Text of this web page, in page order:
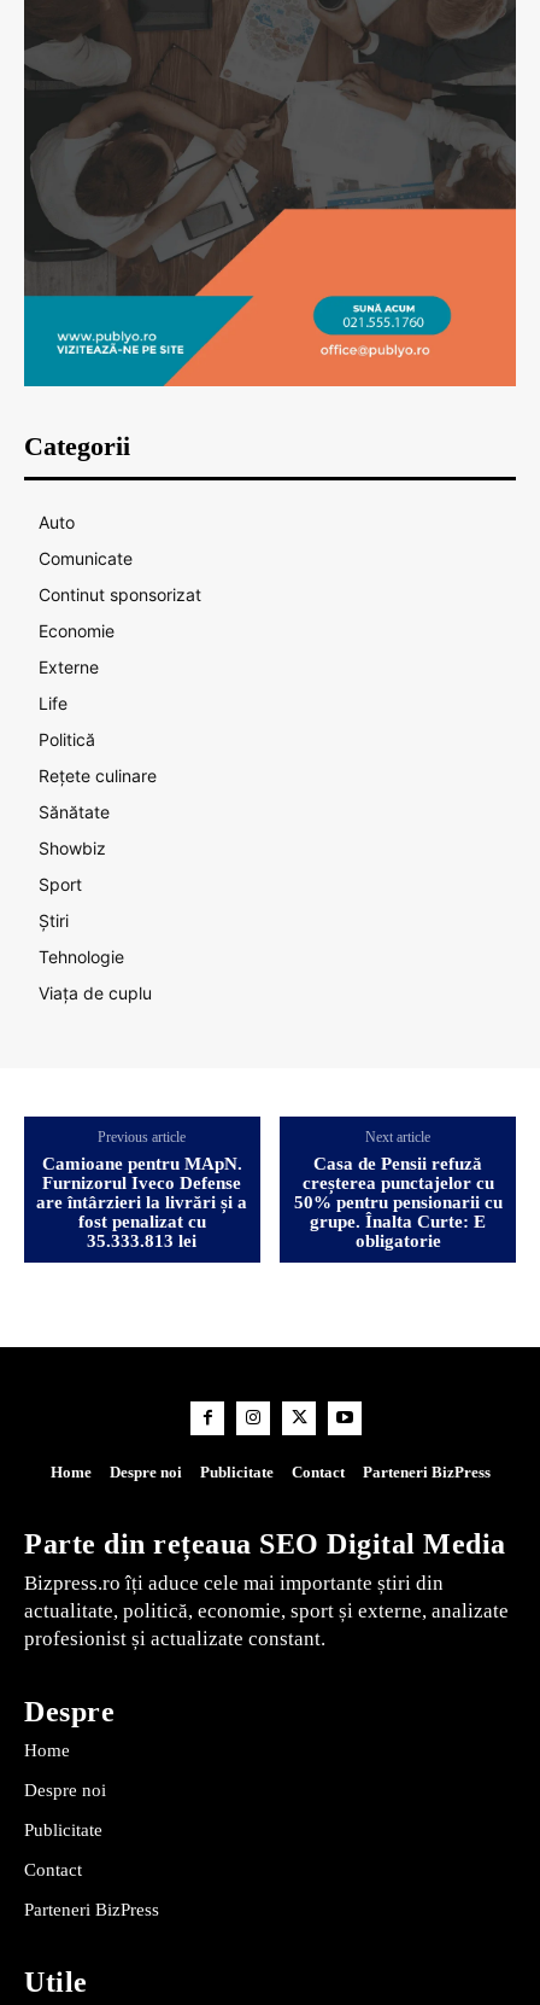
Categorii
Auto
Comunicate
Continut sponsorizat
Economie
Externe
Life
Politică
Rețete culinare
Sănătate
Showbiz
Sport
Știri
Tehnologie
Viața de cuplu
Previous article
Camioane pentru MApN.
Furnizorul Iveco Defense
are întârzieri la livrări și a
fost penalizat cu
35.333.813 lei
Next article
Casa de Pensii refuză
creșterea punctajelor cu
50% pentru pensionarii cu
grupe. Înalta Curte: E
obligatorie
Home Despre noi Publicitate Contact Parteneri BizPress
Parte din rețeaua SEO Digital Media
Bizpress.ro îți aduce cele mai importante știri din
actualitate, politică, economie, sport și externe, analizate
profesionist și actualizate constant.
Despre
Home
Despre noi
Publicitate
Contact
Parteneri BizPress
Utile